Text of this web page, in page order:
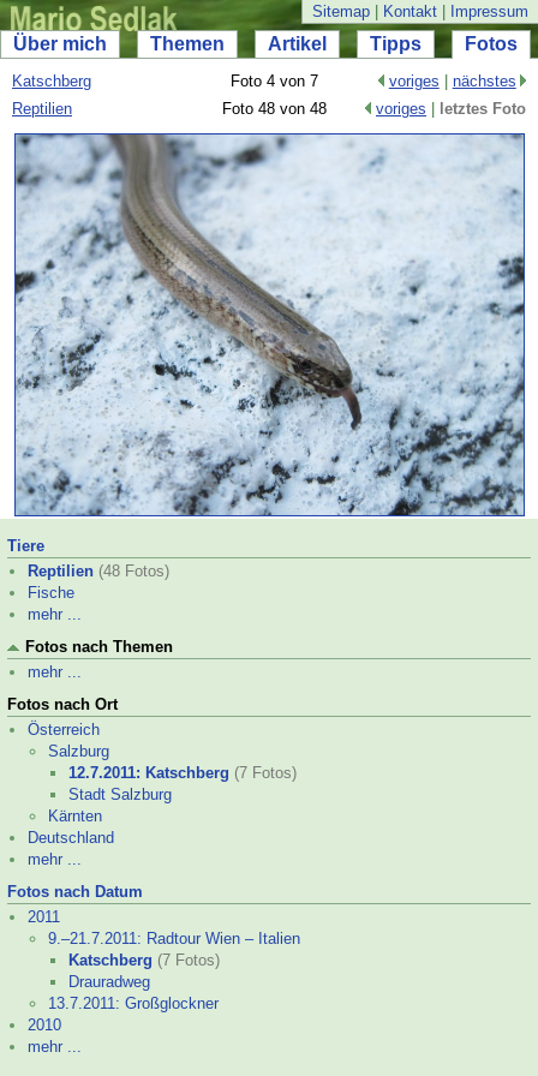
Sitemap Kontakt Impressum
Über mich Themen Artikel Tipps Fotos
Katschberg Foto 4 von 7 voriges
nächstes
Reptilien
Foto 48 von 48 voriges letztes Foto
Tiere
Reptilien (48 Fotos)
Fische
mehr ...
Fotos nach Themen
mehr ...
Fotos nach Ort
Österreich
Salzburg
12.7.2011: Katschberg (7 Fotos)
Stadt Salzburg
Kärnten
Deutschland
mehr ...
Fotos nach Datum
2011
9.–21.7.2011: Radtour Wien – Italien
Katschberg (7 Fotos)
Drauradweg
13.7.2011: Großglockner
2010
mehr ...